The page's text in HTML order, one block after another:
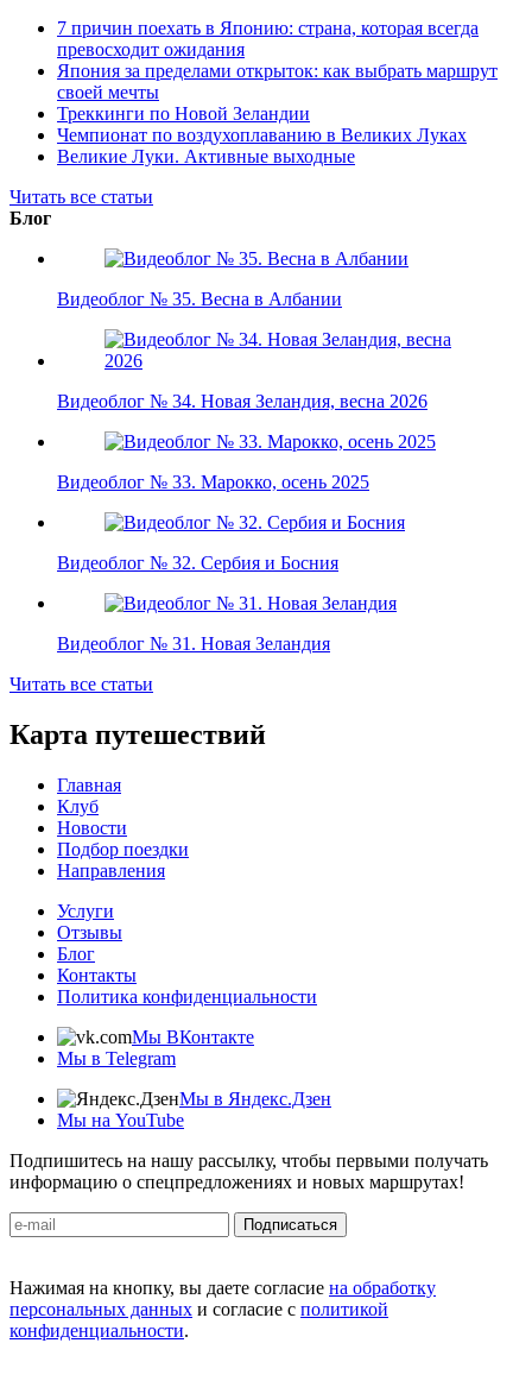
7 причин поехать в Японию: страна, которая всегда
превосходит ожидания
Япония за пределами открыток: как выбрать маршрут
своей мечты
Треккинги по Новой Зеландии
Чемпионат по воздухоплаванию в Великих Луках
Великие Луки. Активные выходные
Читать все статьи
Блог
Видеоблог № 35. Весна в Албании
Видеоблог № 34. Новая Зеландия, весна 2026
Видеоблог № 33. Марокко, осень 2025
Видеоблог № 32. Сербия и Босния
Видеоблог № 31. Новая Зеландия
Читать все статьи
Карта путешествий
Главная
Клуб
Новости
Подбор поездки
Направления
Услуги
Отзывы
Блог
Контакты
Политика конфиденциальности
Мы ВКонтакте
Мы в Telegram
Мы в Яндекс.Дзен
Мы на YouTube
Подпишитесь на нашу рассылку, чтобы первыми получать
информацию о спецпредложениях и новых маршрутах!
Подписаться
Нажимая на кнопку, вы даете согласие на обработку
персональных данных и согласие с политикой
конфиденциальности.